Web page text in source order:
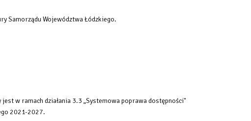
Samorządu Województwa Łódzkiego.
jest w ramach działania 3.3 „Systemowa poprawa dostępności"
2021-2027.